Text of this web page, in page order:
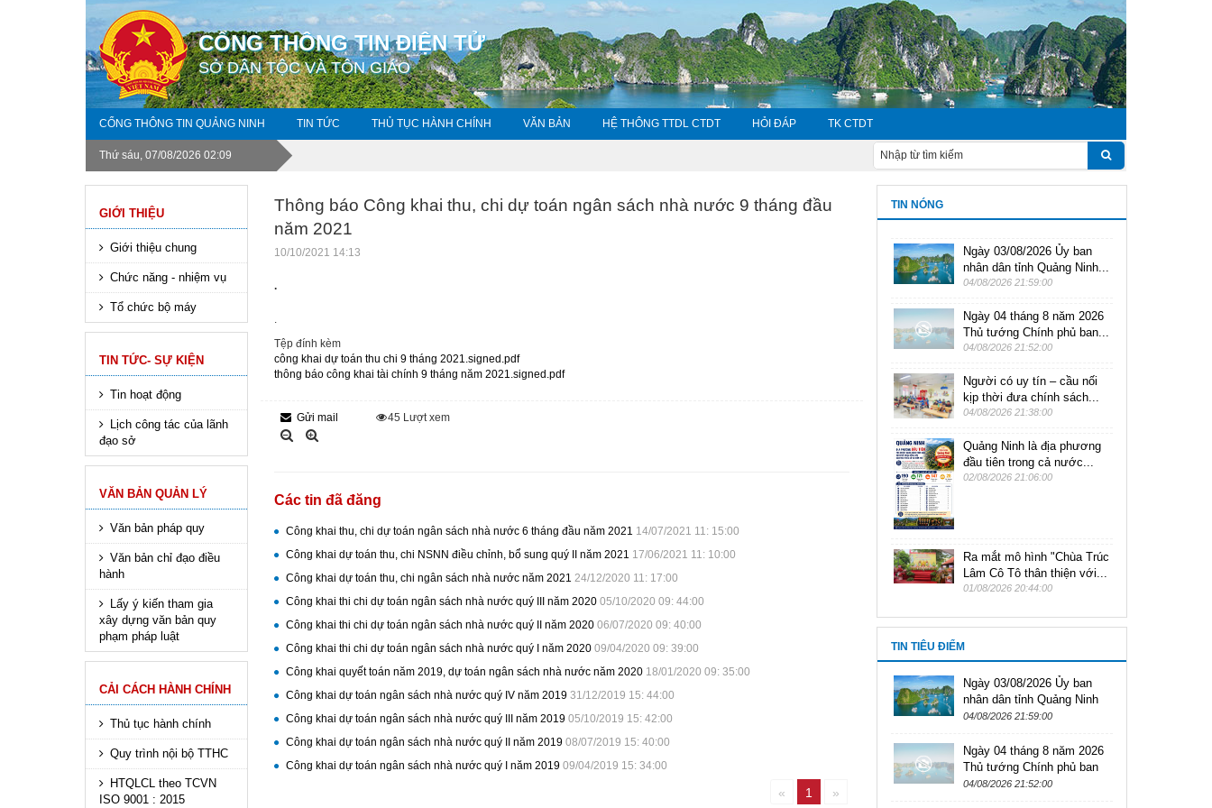
CỔNG THÔNG TIN ĐIỆN TỬ
SỞ DÂN TỘC VÀ TÔN GIÁO
CỔNG THÔNG TIN QUẢNG NINH TIN TỨC THỦ TỤC HÀNH CHÍNH VĂN BẢN HỆ THÔNG TTDL CTDT HỎI ĐÁP TK CTDT
Thứ sáu, 07/08/2026 02:09
GIỚI THIỆU
Giới thiệu chung
Chức năng - nhiệm vụ
Tổ chức bộ máy
TIN TỨC- SỰ KIỆN
Tin hoạt động
Lịch công tác của lãnh
đạo sở
VĂN BẢN QUẢN LÝ
Văn bản pháp quy
Văn bản chỉ đạo điều
hành
Lấy ý kiến tham gia
xây dựng văn bản quy
phạm pháp luật
CẢI CÁCH HÀNH CHÍNH
Thủ tục hành chính
Quy trình nội bộ TTHC
HTQLCL theo TCVN
ISO 9001 : 2015
Thông báo Công khai thu, chi dự toán ngân sách nhà nước 9 tháng đầu
năm 2021
10/10/2021 14:13
.
.
Tệp đính kèm
công khai dự toán thu chi 9 tháng 2021.signed.pdf
thông báo công khai tài chính 9 tháng năm 2021.signed.pdf
Gửi mail 45 Lượt xem
Các tin đã đăng
Công khai thu, chi dự toán ngân sách nhà nước 6 tháng đầu năm 2021 14/07/2021 11: 15:00
Công khai dự toán thu, chi NSNN điều chỉnh, bổ sung quý II năm 2021 17/06/2021 11: 10:00
Công khai dự toán thu, chi ngân sách nhà nước năm 2021 24/12/2020 11: 17:00
Công khai thi chi dự toán ngân sách nhà nước quý III năm 2020 05/10/2020 09: 44:00
Công khai thi chi dự toán ngân sách nhà nước quý II năm 2020 06/07/2020 09: 40:00
Công khai thi chi dự toán ngân sách nhà nước quý I năm 2020 09/04/2020 09: 39:00
Công khai quyết toán năm 2019, dự toán ngân sách nhà nước năm 2020 18/01/2020 09: 35:00
Công khai dự toán ngân sách nhà nước quý IV năm 2019 31/12/2019 15: 44:00
Công khai dự toán ngân sách nhà nước quý III năm 2019 05/10/2019 15: 42:00
Công khai dự toán ngân sách nhà nước quý II năm 2019 08/07/2019 15: 40:00
Công khai dự toán ngân sách nhà nước quý I năm 2019 09/04/2019 15: 34:00
« 1 »
TIN NÓNG
Ngày 03/08/2026 Ủy ban
nhân dân tỉnh Quảng Ninh...
04/08/2026 21:59:00
Ngày 04 tháng 8 năm 2026
Thủ tướng Chính phủ ban...
04/08/2026 21:52:00
Người có uy tín – cầu nối
kịp thời đưa chính sách...
04/08/2026 21:38:00
Quảng Ninh là địa phương
đầu tiên trong cả nước...
02/08/2026 21:06:00
Ra mắt mô hình "Chùa Trúc
Lâm Cô Tô thân thiện với...
01/08/2026 20:44:00
TIN TIÊU ĐIỂM
Ngày 03/08/2026 Ủy ban
nhân dân tỉnh Quảng Ninh
ban hành văn bản số
04/08/2026 21:59:00
Ngày 04 tháng 8 năm 2026
Thủ tướng Chính phủ ban
hành Nghị định Số:
04/08/2026 21:52:00